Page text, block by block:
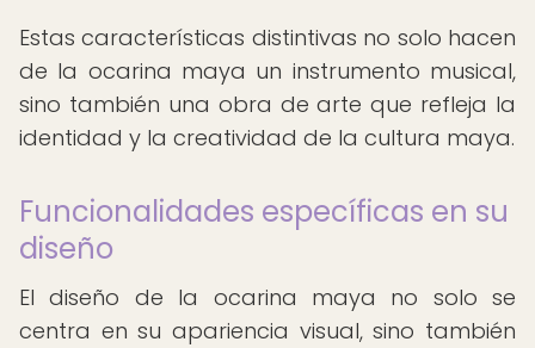
Estas características distintivas no solo hacen
de la ocarina maya un instrumento musical,
sino también una obra de arte que refleja la
identidad y la creatividad de la cultura maya.
Funcionalidades específicas en su
diseño
El diseño de la ocarina maya no solo se
centra en su apariencia visual, sino también